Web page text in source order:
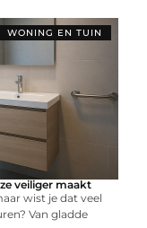
WONING EN TUIN
veiliger maakt
wist je dat veel
Van gladde